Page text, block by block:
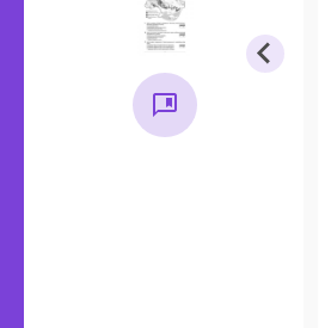
Методична література,
для вихователя
Початкова